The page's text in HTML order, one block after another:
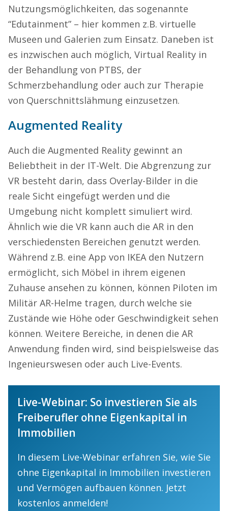
Nutzungsmöglichkeiten, das sogenannte
“Edutainment” – hier kommen z.B. virtuelle
Museen und Galerien zum Einsatz. Daneben ist
es inzwischen auch möglich, Virtual Reality in
der Behandlung von PTBS, der
Schmerzbehandlung oder auch zur Therapie
von Querschnittslähmung einzusetzen.
Augmented Reality
Auch die Augmented Reality gewinnt an
Beliebtheit in der IT-Welt. Die Abgrenzung zur
VR besteht darin, dass Overlay-Bilder in die
reale Sicht eingefügt werden und die
Umgebung nicht komplett simuliert wird.
Ähnlich wie die VR kann auch die AR in den
verschiedensten Bereichen genutzt werden.
Während z.B. eine App von IKEA den Nutzern
ermöglicht, sich Möbel in ihrem eigenen
Zuhause ansehen zu können, können Piloten im
Militär AR-Helme tragen, durch welche sie
Zustände wie Höhe oder Geschwindigkeit sehen
können. Weitere Bereiche, in denen die AR
Anwendung finden wird, sind beispielsweise das
Ingenieurswesen oder auch Live-Events.
Live-Webinar: So investieren Sie als
Freiberufler ohne Eigenkapital in
Immobilien
In diesem Live-Webinar erfahren Sie, wie Sie
ohne Eigenkapital in Immobilien investieren
und Vermögen aufbauen können. Jetzt
kostenlos anmelden!